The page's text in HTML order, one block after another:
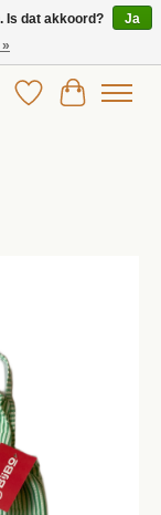
Verlanglijst
Is dat akkoord?
Ja